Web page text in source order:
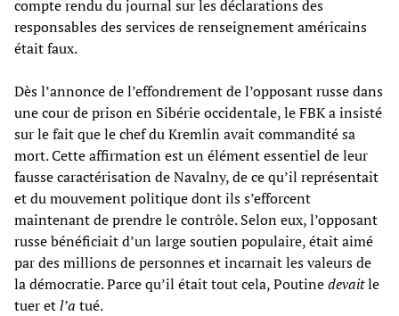
compte rendu du journal sur les déclarations des
responsables des services de renseignement américains
était faux.
Dès l’annonce de l’effondrement de l’opposant russe dans
une cour de prison en Sibérie occidentale, le FBK a insisté
sur le fait que le chef du Kremlin avait commandité sa
mort. Cette affirmation est un élément essentiel de leur
fausse caractérisation de Navalny, de ce qu’il représentait
et du mouvement politique dont ils s’efforcent
maintenant de prendre le contrôle. Selon eux, l’opposant
russe bénéficiait d’un large soutien populaire, était aimé
par des millions de personnes et incarnait les valeurs de
la démocratie. Parce qu’il était tout cela, Poutinedevaitle
tuer etl’a tué.